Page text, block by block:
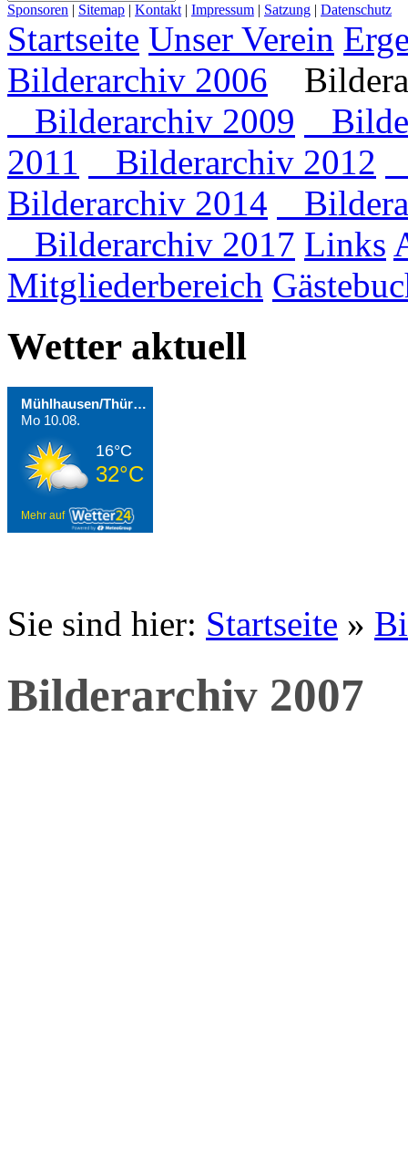
Sponsoren | Sitemap | Kontakt | Impressum | Satzung | Datenschutz
Startseite Unser Verein
Bilderarchiv 2006
Bilderarchiv 2009
2011
Bilderarchiv 2012
Bilderarchiv 2014
Bilderarchiv 2017 Links
Mitgliederbereich
Wetter aktuell
Mühlhausen/Thüringen
Mo 10.08.
16°C
32°C
Mehr auf
Sie sind hier: Startseite »
Bilderarchiv 2007